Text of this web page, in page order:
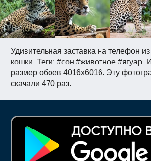
Удивительная заставка на телефон
кошки. Теги: #сон #животное #ягуар.
размер обоев 4016x6016. Эту
скачали 470 раз.